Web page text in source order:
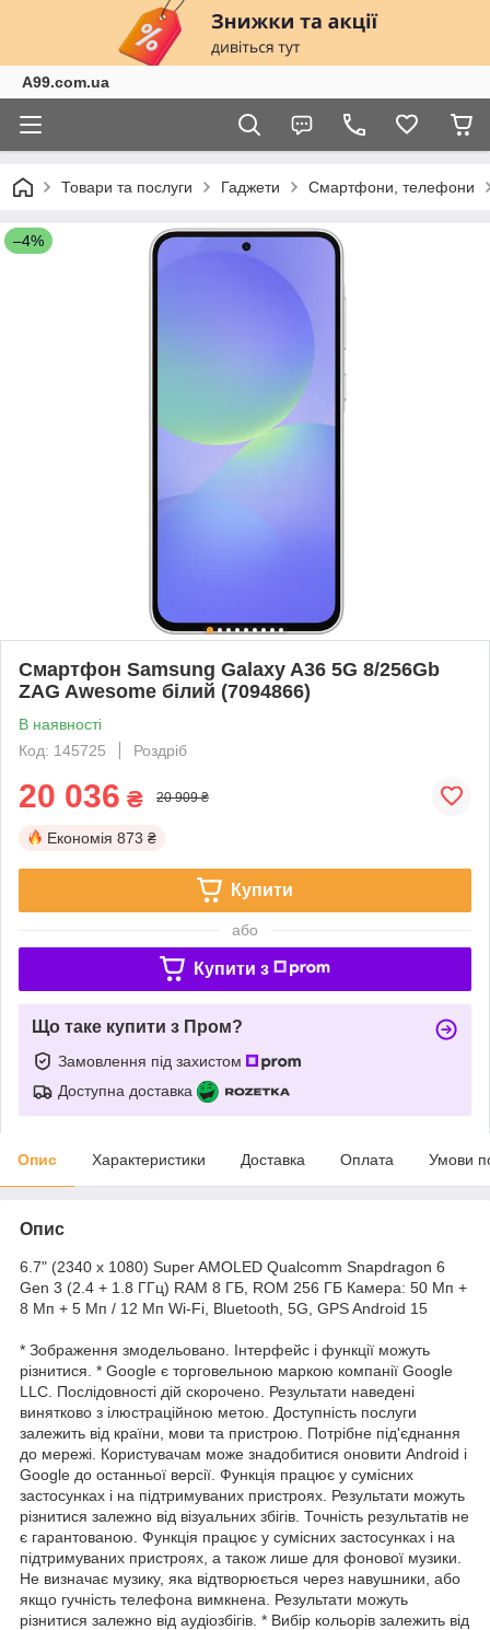
A99.com.ua
Товари та послуги Гаджети Смартфони, телефони
–4%
Смартфон Samsung Galaxy A36 5G 8/256Gb
ZAG Awesome білий (7094866)
В наявності
Код: 145725
Роздріб
20 036 ₴ 20 909 ₴
Економія 873 ₴
Купити
або
Купити з
Що таке купити з Пром?
Замовлення під захистом
Доступна доставка
Опис Характеристики Доставка Оплата Умови
Опис
6.7" (2340 x 1080) Super AMOLED Qualcomm Snapdragon 6
Gen 3 (2.4 + 1.8 ГГц) RAM 8 ГБ, ROM 256 ГБ Камера: 50 Мп +
8 Мп + 5 Мп / 12 Мп Wi-Fi, Bluetooth, 5G, GPS Android 15
* Зображення змодельовано. Інтерфейс і функції можуть
різнитися. * Google є торговельною маркою компанії Google
LLC. Послідовності дій скорочено. Результати наведені
винятково з ілюстраційною метою. Доступність послуги
залежить від країни, мови та пристрою. Потрібне під'єднання
до мережі. Користувачам може знадобитися оновити Android і
Google до останньої версії. Функція працює у сумісних
застосунках і на підтримуваних пристроях. Результати можуть
різнитися залежно від візуальних збігів. Точність результатів не
є гарантованою. Функція працює у сумісних застосунках і на
підтримуваних пристроях, а також лише для фонової музики.
Не визначає музику, яка відтворюється через навушники, або
якщо гучність телефона вимкнена. Результати можуть
різнитися залежно від аудіозбігів. * Вибір кольорів залежить від